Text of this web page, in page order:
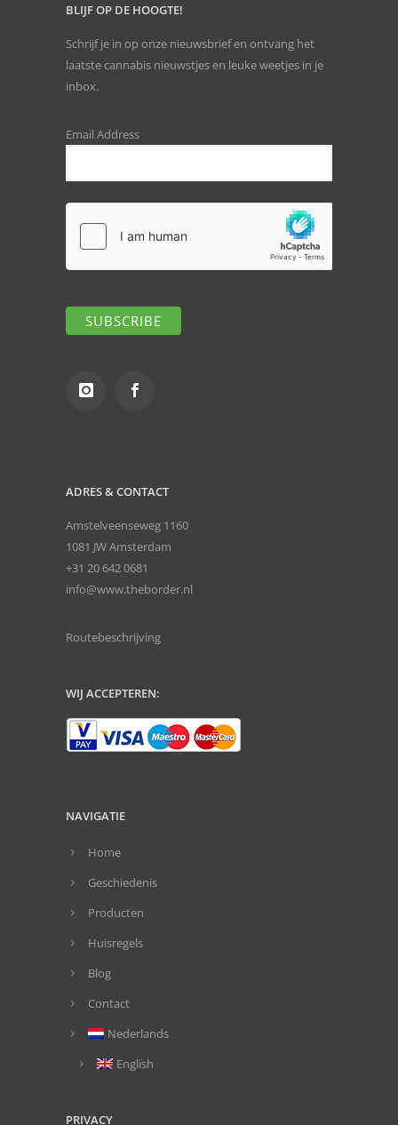
BLIJF OP DE HOOGTE!
Schrijf je in op onze nieuwsbrief en ontvang het
laatste cannabis nieuwstjes en leuke weetjes in je
inbox.
Email Address
ADRES & CONTACT
Amstelveenseweg 1160
1081 JW Amsterdam
+31 20 642 0681
info@www.theborder.nl
Routebeschrijving
WIJ ACCEPTEREN:
NAVIGATIE
Home
Geschiedenis
Producten
Huisregels
Blog
Contact
Nederlands
English
PRIVACY